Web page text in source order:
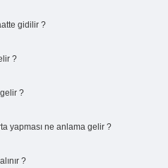
gidilir ?
?
?
yapması ne anlama gelir ?
?